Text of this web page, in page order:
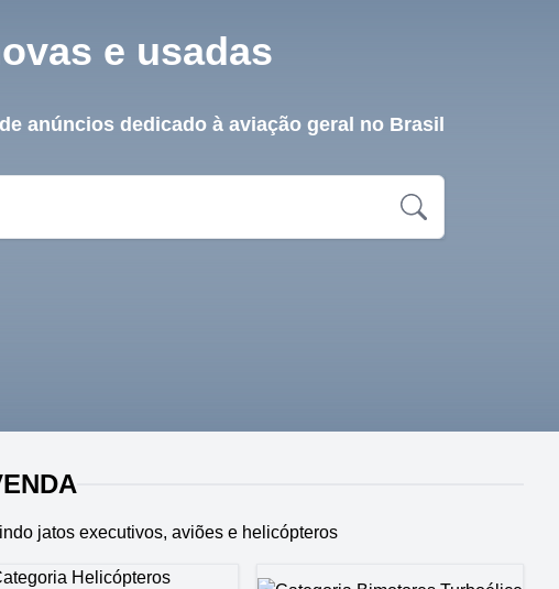
e usadas
anúncios dedicado à aviação geral no Brasil
jatos executivos, aviões e helicópteros